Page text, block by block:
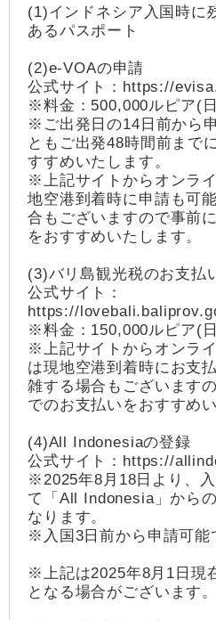
(1)インドネシア入国時に
あるパスポート
(2)e-VOAの申請
公式サイト：https://
※料金：500,000ルピア(
※ご出発日の14日前から
ともご出発48時間前まで
すすめいたします。
※上記サイトからオンラ
地空港到着時に申請も可
合もございますので事前
をおすすめいたします。
(3)バリ島観光税のお支払
公式サイト：
https://
※料金：150,000ルピア(
※上記サイトからオンラ
は現地空港到着時にお支
雑する場合もございます
でのお支払いをおすすめ
(4)All Indonesiaの登録
公式サイト：https://
※2025年8月18日より、
て「All Indonesia」から
なります。
※入国3日前から申請可能
※上記は2025年8月1日現
となる場合がございます。